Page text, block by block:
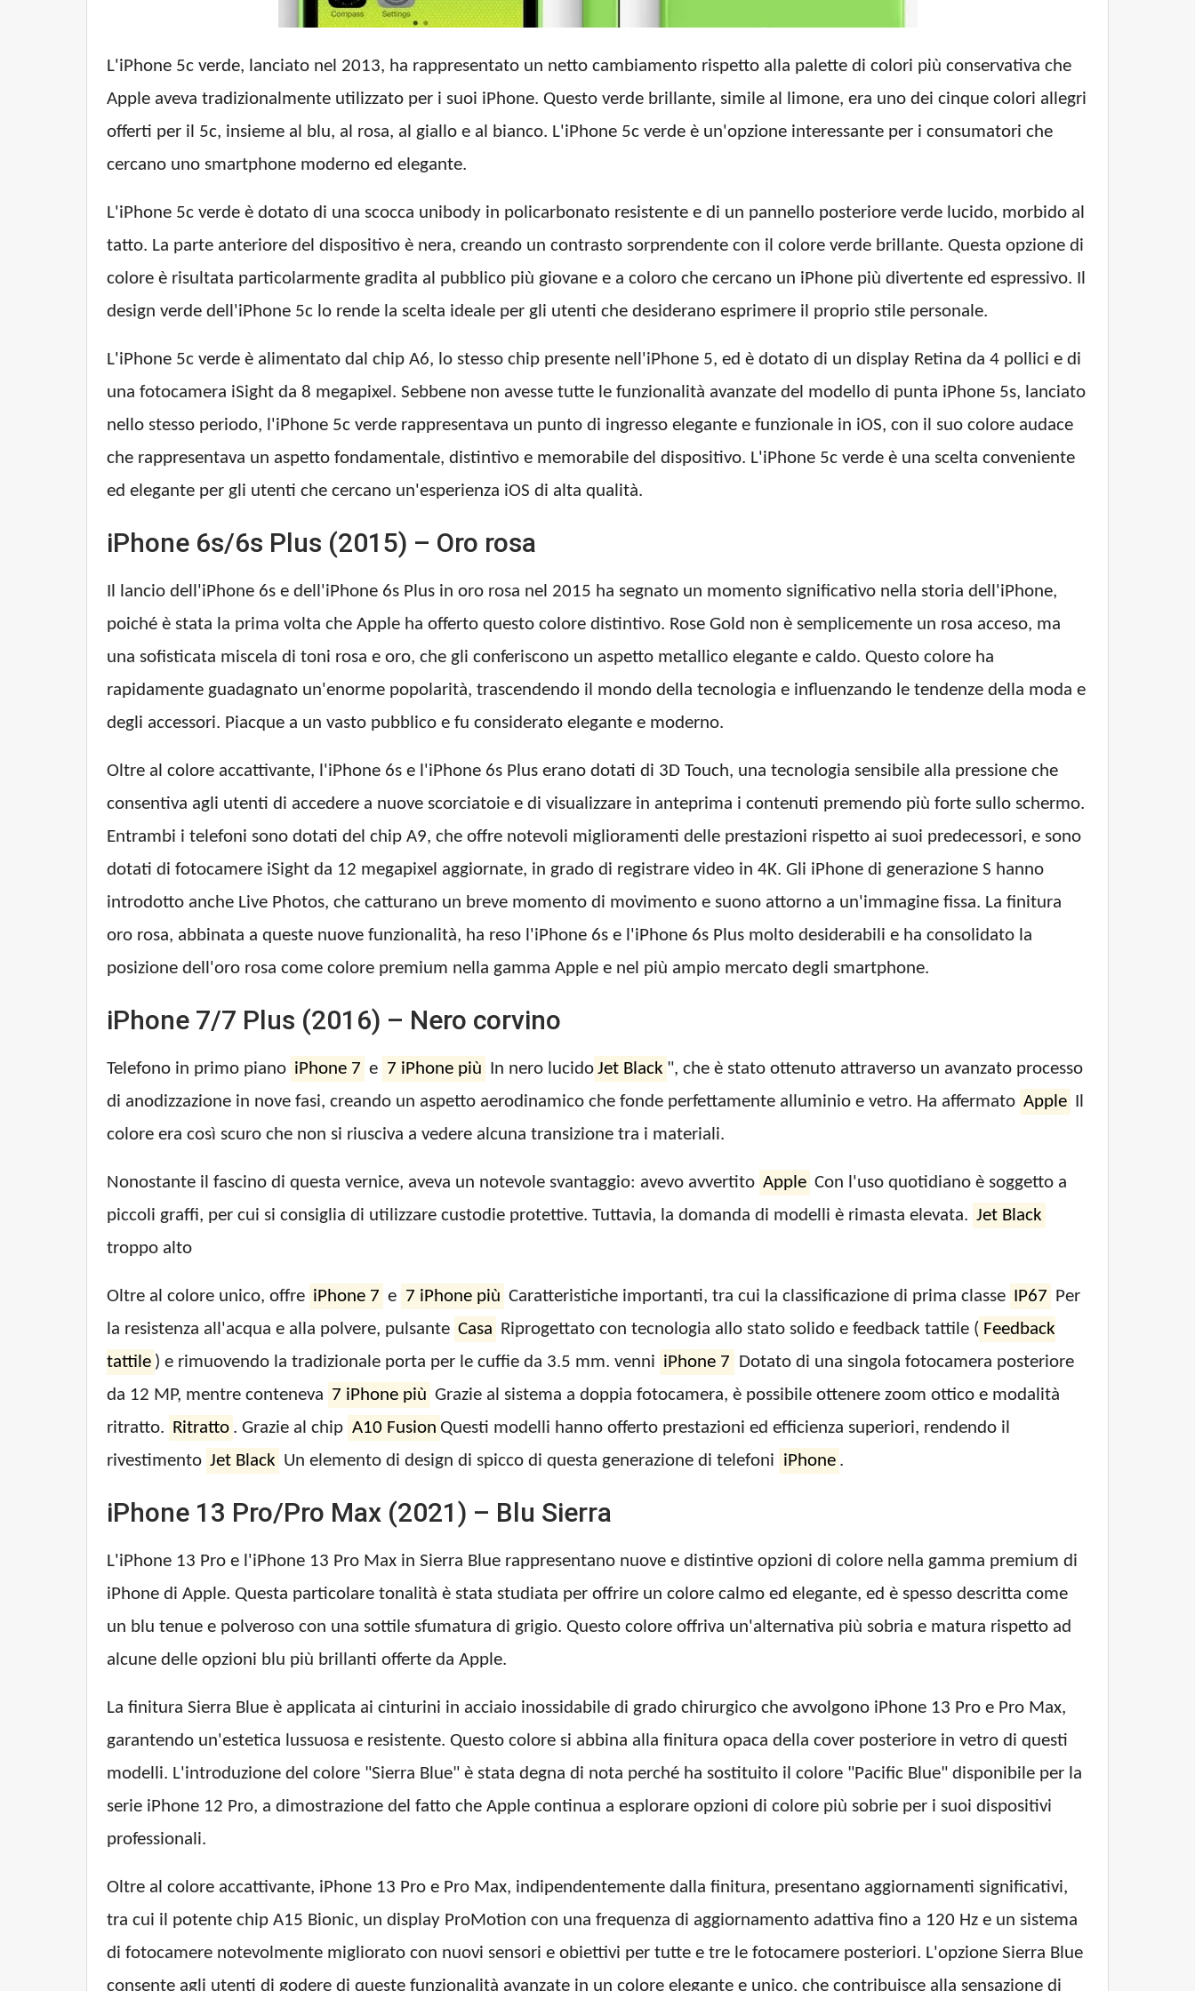
L'iPhone 5c verde, lanciato nel 2013, ha rappresentato un netto cambiamento rispetto alla palette di colori più conservativa che
Apple aveva tradizionalmente utilizzato per i suoi iPhone. Questo verde brillante, simile al limone, era uno dei cinque colori allegri
offerti per il 5c, insieme al blu, al rosa, al giallo e al bianco. L'iPhone 5c verde è un'opzione interessante per i consumatori che
cercano uno smartphone moderno ed elegante.
L'iPhone 5c verde è dotato di una scocca unibody in policarbonato resistente e di un pannello posteriore verde lucido, morbido al
tatto. La parte anteriore del dispositivo è nera, creando un contrasto sorprendente con il colore verde brillante. Questa opzione di
colore è risultata particolarmente gradita al pubblico più giovane e a coloro che cercano un iPhone più divertente ed espressivo. Il
design verde dell'iPhone 5c lo rende la scelta ideale per gli utenti che desiderano esprimere il proprio stile personale.
L'iPhone 5c verde è alimentato dal chip A6, lo stesso chip presente nell'iPhone 5, ed è dotato di un display Retina da 4 pollici e di
una fotocamera iSight da 8 megapixel. Sebbene non avesse tutte le funzionalità avanzate del modello di punta iPhone 5s, lanciato
nello stesso periodo, l'iPhone 5c verde rappresentava un punto di ingresso elegante e funzionale in iOS, con il suo colore audace
che rappresentava un aspetto fondamentale, distintivo e memorabile del dispositivo. L'iPhone 5c verde è una scelta conveniente
ed elegante per gli utenti che cercano un'esperienza iOS di alta qualità.
iPhone 6s/6s Plus (2015) – Oro rosa
Il lancio dell'iPhone 6s e dell'iPhone 6s Plus in oro rosa nel 2015 ha segnato un momento significativo nella storia dell'iPhone,
poiché è stata la prima volta che Apple ha offerto questo colore distintivo. Rose Gold non è semplicemente un rosa acceso, ma
una sofisticata miscela di toni rosa e oro, che gli conferiscono un aspetto metallico elegante e caldo. Questo colore ha
rapidamente guadagnato un'enorme popolarità, trascendendo il mondo della tecnologia e influenzando le tendenze della moda e
degli accessori. Piacque a un vasto pubblico e fu considerato elegante e moderno.
Oltre al colore accattivante, l'iPhone 6s e l'iPhone 6s Plus erano dotati di 3D Touch, una tecnologia sensibile alla pressione che
consentiva agli utenti di accedere a nuove scorciatoie e di visualizzare in anteprima i contenuti premendo più forte sullo schermo.
Entrambi i telefoni sono dotati del chip A9, che offre notevoli miglioramenti delle prestazioni rispetto ai suoi predecessori, e sono
dotati di fotocamere iSight da 12 megapixel aggiornate, in grado di registrare video in 4K. Gli iPhone di generazione S hanno
introdotto anche Live Photos, che catturano un breve momento di movimento e suono attorno a un'immagine fissa. La finitura
oro rosa, abbinata a queste nuove funzionalità, ha reso l'iPhone 6s e l'iPhone 6s Plus molto desiderabili e ha consolidato la
posizione dell'oro rosa come colore premium nella gamma Apple e nel più ampio mercato degli smartphone.
iPhone 7/7 Plus (2016) – Nero corvino
Telefono in primo piano iPhone 7 e 7 iPhone più In nero lucido Jet Black ", che è stato ottenuto attraverso un avanzato processo
di anodizzazione in nove fasi, creando un aspetto aerodinamico che fonde perfettamente alluminio e vetro. Ha affermato Apple Il
colore era così scuro che non si riusciva a vedere alcuna transizione tra i materiali.
Nonostante il fascino di questa vernice, aveva un notevole svantaggio: avevo avvertito Apple Con l'uso quotidiano è soggetto a
piccoli graffi, per cui si consiglia di utilizzare custodie protettive. Tuttavia, la domanda di modelli è rimasta elevata. Jet Black
troppo alto
Oltre al colore unico, offre iPhone 7 e 7 iPhone più Caratteristiche importanti, tra cui la classificazione di prima classe IP67 Per
la resistenza all'acqua e alla polvere, pulsante Casa Riprogettato con tecnologia allo stato solido e feedback tattile ( Feedback
tattile ) e rimuovendo la tradizionale porta per le cuffie da 3.5 mm. venni iPhone 7 Dotato di una singola fotocamera posteriore
da 12 MP, mentre conteneva 7 iPhone più Grazie al sistema a doppia fotocamera, è possibile ottenere zoom ottico e modalità
ritratto. Ritratto . Grazie al chip A10 Fusion Questi modelli hanno offerto prestazioni ed efficienza superiori, rendendo il
rivestimento Jet Black Un elemento di design di spicco di questa generazione di telefoni iPhone .
iPhone 13 Pro/Pro Max (2021) – Blu Sierra
L'iPhone 13 Pro e l'iPhone 13 Pro Max in Sierra Blue rappresentano nuove e distintive opzioni di colore nella gamma premium di
iPhone di Apple. Questa particolare tonalità è stata studiata per offrire un colore calmo ed elegante, ed è spesso descritta come
un blu tenue e polveroso con una sottile sfumatura di grigio. Questo colore offriva un'alternativa più sobria e matura rispetto ad
alcune delle opzioni blu più brillanti offerte da Apple.
La finitura Sierra Blue è applicata ai cinturini in acciaio inossidabile di grado chirurgico che avvolgono iPhone 13 Pro e Pro Max,
garantendo un'estetica lussuosa e resistente. Questo colore si abbina alla finitura opaca della cover posteriore in vetro di questi
modelli. L'introduzione del colore "Sierra Blue" è stata degna di nota perché ha sostituito il colore "Pacific Blue" disponibile per la
serie iPhone 12 Pro, a dimostrazione del fatto che Apple continua a esplorare opzioni di colore più sobrie per i suoi dispositivi
professionali.
Oltre al colore accattivante, iPhone 13 Pro e Pro Max, indipendentemente dalla finitura, presentano aggiornamenti significativi,
tra cui il potente chip A15 Bionic, un display ProMotion con una frequenza di aggiornamento adattiva fino a 120 Hz e un sistema
di fotocamere notevolmente migliorato con nuovi sensori e obiettivi per tutte e tre le fotocamere posteriori. L'opzione Sierra Blue
consente agli utenti di godere di queste funzionalità avanzate in un colore elegante e unico, che contribuisce alla sensazione di